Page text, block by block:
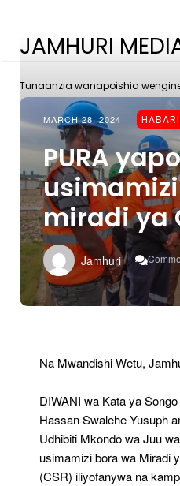
JAMHURI
Tunaanzia wanapoishia
MARCH 28, 2024
PURA
miradi ya
Jamhuri
Na Mwandishi Wetu,
DIWANI wa Kata ya
Hassan Swalehe Yusuph
Udhibiti Mkondo wa Juu
usimamizi bora wa Miradi
(CSR) iliyofanywa na